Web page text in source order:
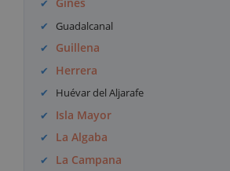
Guadalcanal
Guillena
Herrera
Huévar del Aljarafe
Isla Mayor
La Algaba
La Campana